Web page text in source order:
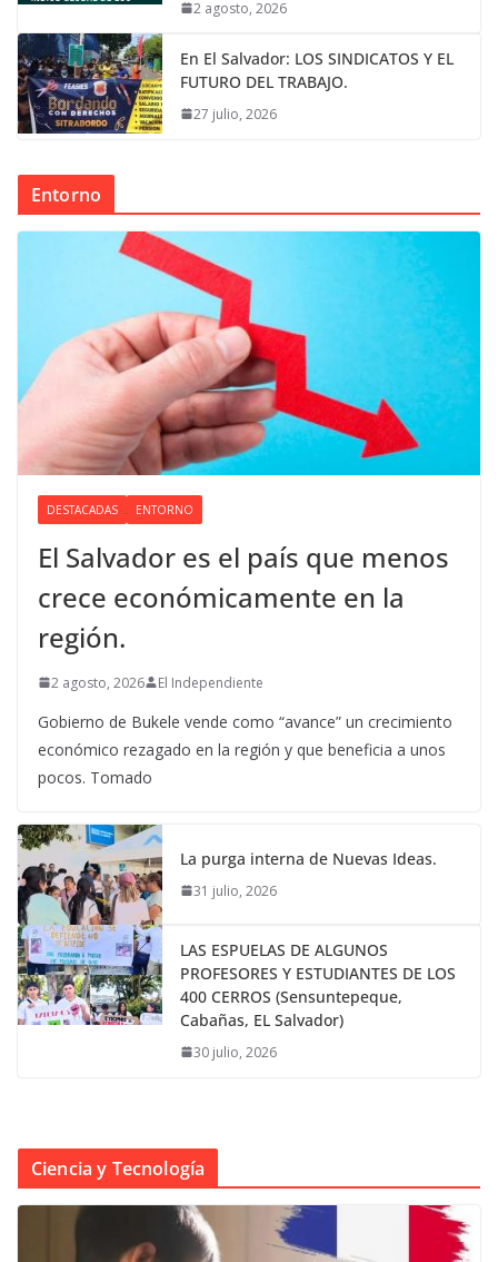
2 agosto, 2026
En El Salvador: LOS SINDICATOS Y EL
FUTURO DEL TRABAJO.
27 julio, 2026
Entorno
DESTACADAS ENTORNO
El Salvador es el país que menos
crece económicamente en la
región.
2 agosto, 2026 El Independiente
Gobierno de Bukele vende como “avance” un crecimiento
económico rezagado en la región y que beneficia a unos
pocos. Tomado
La purga interna de Nuevas Ideas.
31 julio, 2026
LAS ESPUELAS DE ALGUNOS
PROFESORES Y ESTUDIANTES DE LOS
400 CERROS (Sensuntepeque,
Cabañas, EL Salvador)
30 julio, 2026
Ciencia y Tecnología